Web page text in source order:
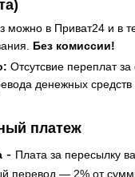
можно в Приват24 и в
Без комиссии!
Отсутсвие переплат за
денежных средств
платеж
- Плата за пересылку
перевод — 2% от